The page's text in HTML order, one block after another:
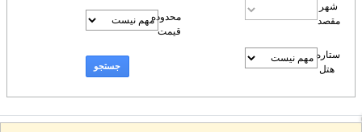
شهر
مقصد
ستاره
هتل
محدوده
قیمت
جستجو